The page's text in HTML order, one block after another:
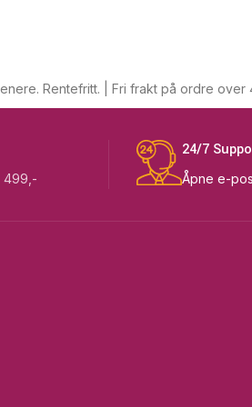
Rentefritt. | Fri frakt på ordre over
499,-
24/7
Åpne e-